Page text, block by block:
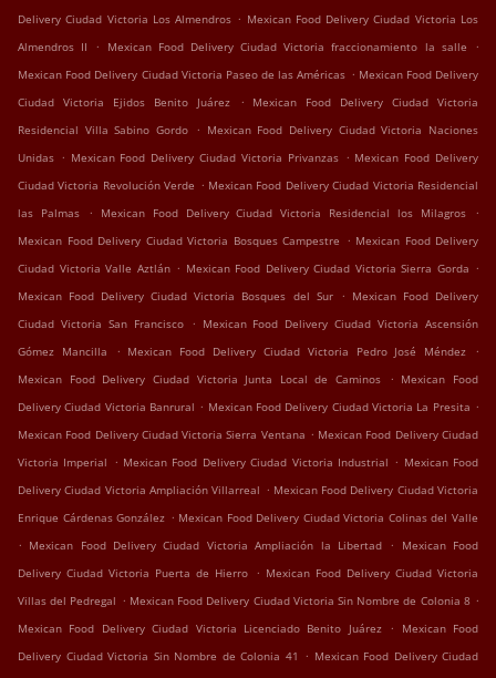
Delivery Ciudad Victoria Los Almendros . Mexican Food Delivery Ciudad Victoria Los
Almendros II
. Mexican Food Delivery Ciudad Victoria fraccionamiento la salle
.
Mexican Food Delivery Ciudad Victoria Paseo de las Américas . Mexican Food Delivery
Ciudad Victoria Ejidos Benito Juárez
.
Mexican Food Delivery Ciudad Victoria
Residencial Villa Sabino Gordo . Mexican Food Delivery Ciudad Victoria Naciones
Unidas . Mexican Food Delivery Ciudad Victoria Privanzas . Mexican Food Delivery
Ciudad Victoria Revolución Verde . Mexican Food Delivery Ciudad Victoria Residencial
las Palmas
. Mexican Food Delivery Ciudad Victoria Residencial los Milagros
.
Mexican Food Delivery Ciudad Victoria Bosques Campestre . Mexican Food Delivery
Ciudad Victoria Valle Aztlán . Mexican Food Delivery Ciudad Victoria Sierra Gorda .
Mexican Food Delivery Ciudad Victoria Bosques del Sur . Mexican Food Delivery
Ciudad Victoria San Francisco . Mexican Food Delivery Ciudad Victoria Ascensión
Gómez Mancilla
. Mexican Food Delivery Ciudad Victoria Pedro José Méndez
.
Mexican Food Delivery Ciudad Victoria Junta Local de Caminos
. Mexican Food
Delivery Ciudad Victoria Banrural . Mexican Food Delivery Ciudad Victoria La Presita .
Mexican Food Delivery Ciudad Victoria Sierra Ventana . Mexican Food Delivery Ciudad
Victoria Imperial . Mexican Food Delivery Ciudad Victoria Industrial . Mexican Food
Delivery Ciudad Victoria Ampliación Villarreal . Mexican Food Delivery Ciudad Victoria
Enrique Cárdenas González . Mexican Food Delivery Ciudad Victoria Colinas del Valle
. Mexican Food Delivery Ciudad Victoria Ampliación la Libertad .
Mexican Food
Delivery Ciudad Victoria Puerta de Hierro . Mexican Food Delivery Ciudad Victoria
Villas del Pedregal . Mexican Food Delivery Ciudad Victoria Sin Nombre de Colonia 8 .
Mexican Food Delivery Ciudad Victoria Licenciado Benito Juárez
.
Mexican Food
Delivery Ciudad Victoria Sin Nombre de Colonia 41 . Mexican Food Delivery Ciudad